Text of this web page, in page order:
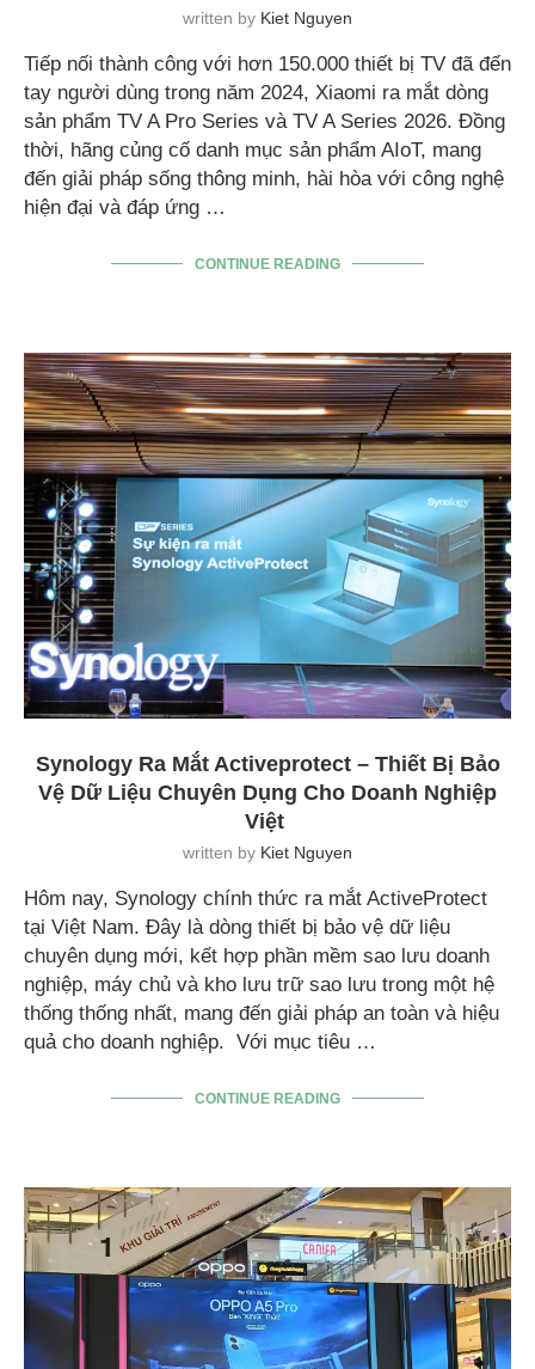
written by Kiet Nguyen
Tiếp nối thành công với hơn 150.000 thiết bị TV đã đến
tay người dùng trong năm 2024, Xiaomi ra mắt dòng
sản phẩm TV A Pro Series và TV A Series 2026. Đồng
thời, hãng củng cố danh mục sản phẩm AIoT, mang
đến giải pháp sống thông minh, hài hòa với công nghệ
hiện đại và đáp ứng …
CONTINUE READING
Synology Ra Mắt Activeprotect – Thiết Bị Bảo
Vệ Dữ Liệu Chuyên Dụng Cho Doanh Nghiệp
Việt
written by Kiet Nguyen
Hôm nay, Synology chính thức ra mắt ActiveProtect
tại Việt Nam. Đây là dòng thiết bị bảo vệ dữ liệu
chuyên dụng mới, kết hợp phần mềm sao lưu doanh
nghiệp, máy chủ và kho lưu trữ sao lưu trong một hệ
thống thống nhất, mang đến giải pháp an toàn và hiệu
quả cho doanh nghiệp. Với mục tiêu …
CONTINUE READING